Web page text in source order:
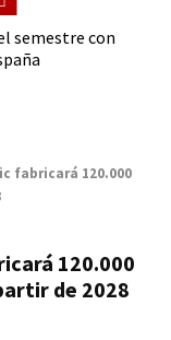
semestre con
fabricará 120.000
120.000
de 2028